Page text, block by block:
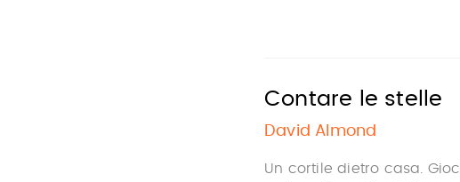
Contare le stelle
David Almond
Un cortile dietro casa.